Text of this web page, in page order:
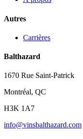
Autres
Carrières
Balthazard
1670 Rue Saint-Patrick
Montréal, QC
H3K 1A7
info@vinsbalthazard.com